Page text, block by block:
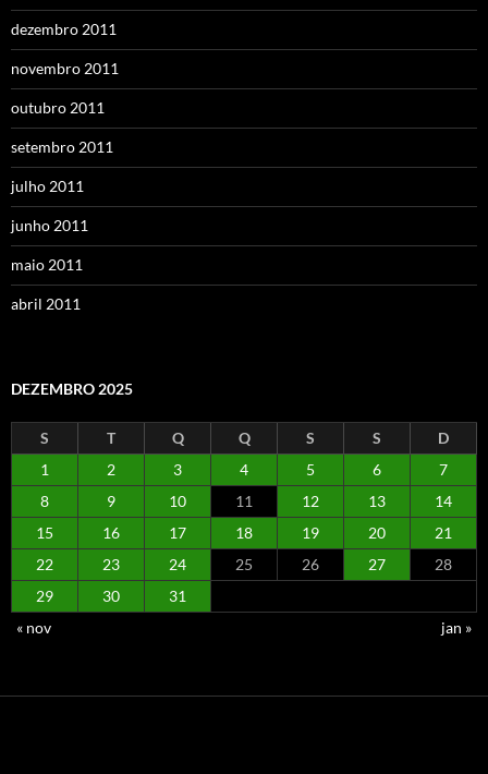
dezembro 2011
novembro 2011
outubro 2011
setembro 2011
julho 2011
junho 2011
maio 2011
abril 2011
DEZEMBRO 2025
S T Q Q S S
D
1
2 3 4 5 6
7
8
9 10 11 12 13
14
15
16 17 18 19 20
21
22
23 24 25 26 27
28
29
30
31
« nov
jan »